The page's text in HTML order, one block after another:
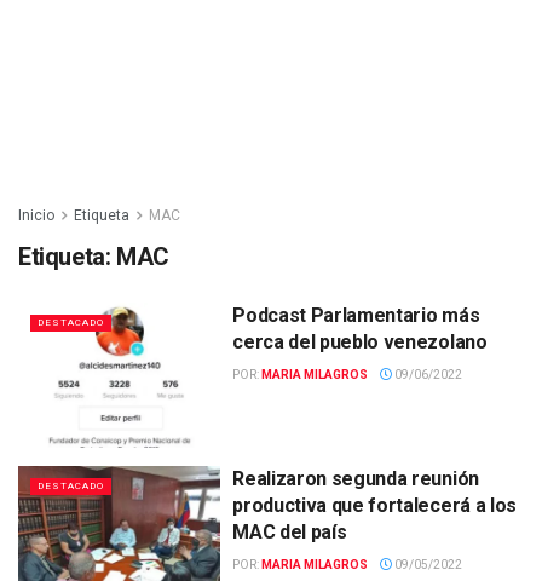
Inicio Etiqueta MAC
Etiqueta: MAC
DESTACADO
Podcast Parlamentario más
cerca del pueblo venezolano
POR: MARIA MILAGROS 09/06/2022
DESTACADO
Realizaron segunda reunión
productiva que fortalecerá a los
MAC del país
POR: MARIA MILAGROS 09/05/2022